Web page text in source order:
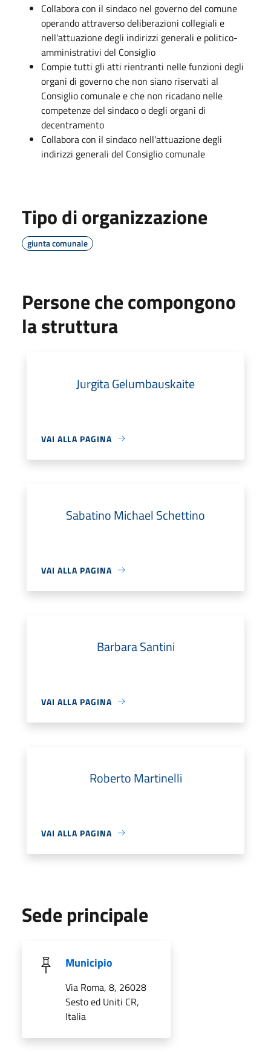
Collabora con il sindaco nel governo del comune
operando attraverso deliberazioni collegiali e
nell'attuazione degli indirizzi generali e politico-
amministrativi del Consiglio
Compie tutti gli atti rientranti nelle funzioni degli
organi di governo che non siano riservati al
Consiglio comunale e che non ricadano nelle
competenze del sindaco o degli organi di
decentramento
Collabora con il sindaco nell'attuazione degli
indirizzi generali del Consiglio comunale
Tipo di organizzazione
giunta comunale
Persone che compongono
la struttura
Jurgita Gelumbauskaite
VAI ALLA PAGINA
Sabatino Michael Schettino
VAI ALLA PAGINA
Barbara Santini
VAI ALLA PAGINA
Roberto Martinelli
VAI ALLA PAGINA
Sede principale
Municipio
Via Roma, 8, 26028
Sesto ed Uniti CR,
Italia